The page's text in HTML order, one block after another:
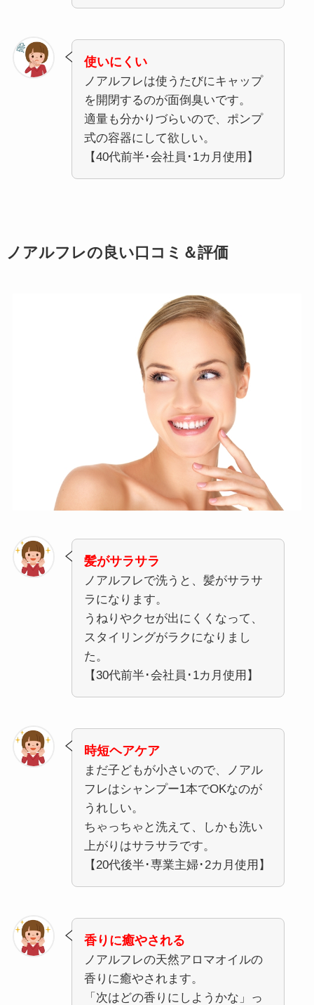
使いにくい
ノアルフレは使うたびにキャップ
を開閉するのが面倒臭いです。
適量も分かりづらいので、ポンプ
式の容器にして欲しい。
【40代前半･会社員･1カ月使用】
ノアルフレの良い口コミ＆評価
髪がサラサラ
ノアルフレで洗うと、髪がサラサ
ラになります。
うねりやクセが出にくくなって、
スタイリングがラクになりまし
た。
【30代前半･会社員･1カ月使用】
時短ヘアケア
まだ子どもが小さいので、ノアル
フレはシャンプー1本でOKなのが
うれしい。
ちゃっちゃと洗えて、しかも洗い
上がりはサラサラです。
【20代後半･専業主婦･2カ月使用】
香りに癒やされる
ノアルフレの天然アロマオイルの
香りに癒やされます。
「次はどの香りにしようかな」っ